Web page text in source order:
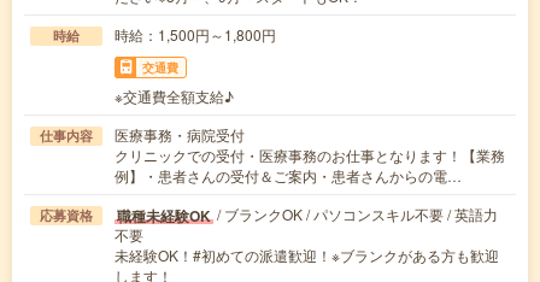
時給 時給：1,500円～1,800円
交通費
※交通費全額支給♪
仕事内容
医療事務・病院受付
クリニックでの受付・医療事務のお仕事となります！【業務
例】・患者さんの受付＆ご案内・患者さんからの電…
応募資格 職種未経験OK / ブランクOK / パソコンスキル不要 / 英語力
不要
未経験OK！#初めての派遣歓迎！※ブランクがある方も歓迎
します！